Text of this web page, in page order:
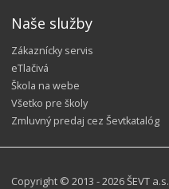
Naše služby
Zákaznícky servis
eTlačivá
Škola na webe
Všetko pre školy
Zmluvný predaj cez Ševtkatalóg
Copyright © 2013 - 2026 ŠEVT a.s.